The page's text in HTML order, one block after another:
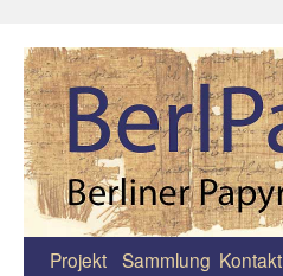
Zum
Projekt Sammlung Kontakt